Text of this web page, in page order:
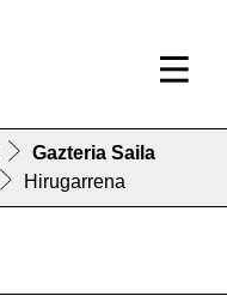
Gazteria Saila
Hirugarrena